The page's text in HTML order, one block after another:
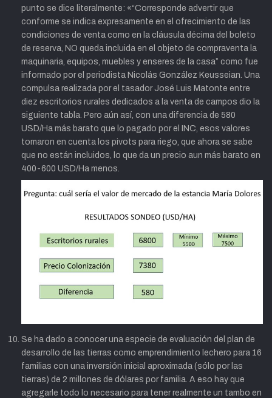
punto se dice literalmente: «“Corresponde advertir que
conforme se indica expresamente en el ofrecimiento de las
condiciones de venta como en la cláusula décima del boleto
de reserva, NO queda incluida en el objeto de compraventa la
maquinaria, equipos, muebles y enseres de la casa” como fue
informado por el periodista Nicolás González Keusseian. Una
compulsa realizada por el tasador José Luis Matonte entre
diez escritorios rurales dedicados a la venta de campos dio la
siguiente tabla. Pero aún así, con una diferencia de 580
USD/Ha más barato que lo pagado por el INC, esos valores
tomaron en cuenta los pivots para riego, que ahora se sabe
que no están incluidos, lo que da un precio aun más barato en
400-600 USD/Ha menos.
Se ha dado a conocer una especie de evaluación del plan de
desarrollo de las tierras como emprendimiento lechero para 16
familias con una inversión inicial aproximada (sólo por las
tierras) de 2 millones de dólares por familia. A eso hay que
agregarle todo lo necesario para tener realmente un tambo en